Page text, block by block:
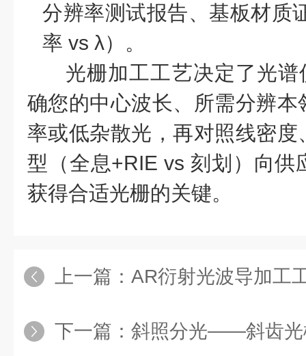
分辨率测试报告、基板材质
率vs λ）。
光栅加工工艺决定了光谱
确您的中心波长、所需分辨
率或低杂散光，再对照线密
型（全息+RIE vs 刻划）向供
获得合适光栅的关键。
上一篇： AR衍射光波导加工工艺——让增
下一篇： 斜照分光——斜齿光栅加